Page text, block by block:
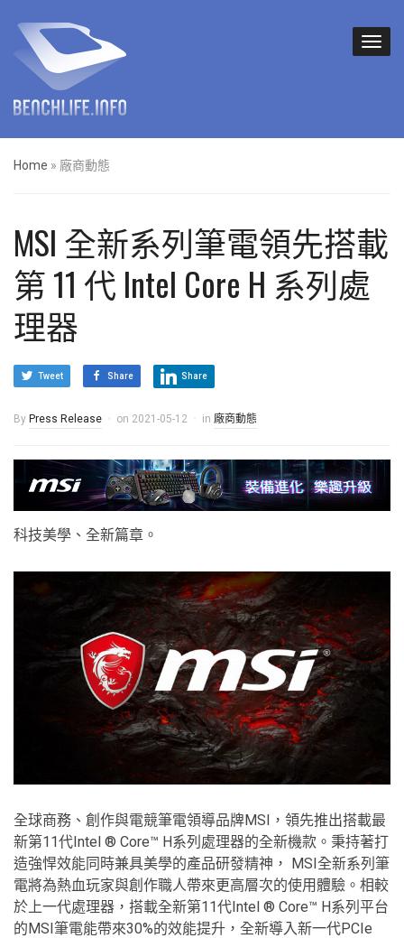
Home » 廠商動態
MSI 全新系列筆電領先搭載
第 11 代 Intel Core H 系列處
理器
Tweet Share Share
By Press Release on 2021-05-12 in 廠商動態
科技美學、全新篇章。
全球商務、創作與電競筆電領導品牌MSI，領先推出搭載最
新第11代Intel ® Core™ H系列處理器的全新機款。秉持著打
造強悍效能同時兼具美學的產品研發精神， MSI全新系列筆
電將為熱血玩家與創作職人帶來更高層次的使用體驗。相較
於上一代處理器，搭載全新第11代Intel ® Core™ H系列平台
的MSI筆電能帶來30%的效能提升，全新導入新一代PCIe